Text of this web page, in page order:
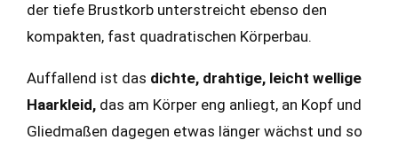
der tiefe Brustkorb unterstreicht ebenso den
kompakten, fast quadratischen Körperbau.
Auffallend ist das dichte, drahtige, leicht wellige
Haarkleid, das am Körper eng anliegt, an Kopf und
Gliedmaßen dagegen etwas länger wächst und so